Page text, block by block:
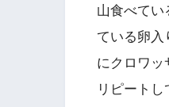
山食べてい
ている卵入
にクロワッ
リピートし